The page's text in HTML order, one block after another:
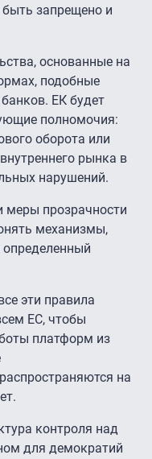
запрещено и
основанные на
подобные
ЕК будет
полномочия:
оборота или
рынка в
нарушений.
меры прозрачности
механизмы,
эти правила
ЕС, чтобы
платформ из
на
контроля над
для демократий